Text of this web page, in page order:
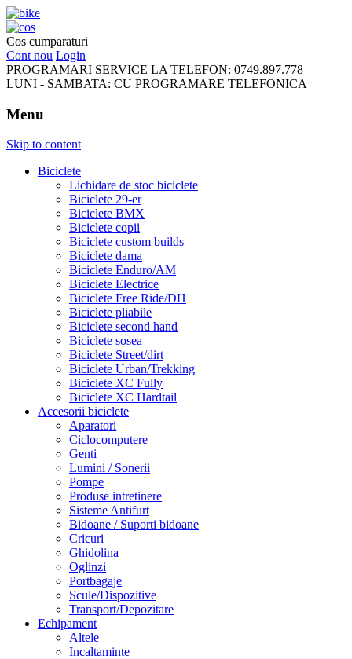
FreeRideBikes
Cos cumparaturi
Cont nou Login
PROGRAMARI SERVICE LA TELEFON: 0749.897.778
LUNI - SAMBATA: CU PROGRAMARE TELEFONICA
Menu
Skip to content
Biciclete
Lichidare de stoc biciclete
Biciclete 29-er
Biciclete BMX
Biciclete copii
Biciclete custom builds
Biciclete dama
Biciclete Enduro/AM
Biciclete Electrice
Biciclete Free Ride/DH
Biciclete pliabile
Biciclete second hand
Biciclete sosea
Biciclete Street/dirt
Biciclete Urban/Trekking
Biciclete XC Fully
Biciclete XC Hardtail
Accesorii biciclete
Aparatori
Ciclocomputere
Genti
Lumini / Sonerii
Pompe
Produse intretinere
Sisteme Antifurt
Bidoane / Suporti bidoane
Cricuri
Ghidolina
Oglinzi
Portbagaje
Scule/Dispozitive
Transport/Depozitare
Echipament
Altele
Incaltaminte